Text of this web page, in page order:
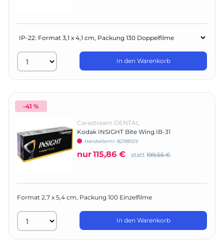
In den Warenkorb
-41 %
Carestream DENTAL
Kodak INSIGHT Bite Wing IB-31
Herstellernr: 8298929
nur115,86 € statt 199,55 €
Format 2,7 x 5,4 cm, Packung 100 Einzelfilme
In den Warenkorb